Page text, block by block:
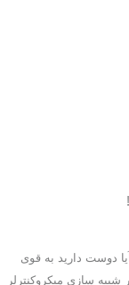
آیا دوست دارید به قوی
شبیه سازی میکروکنترلر